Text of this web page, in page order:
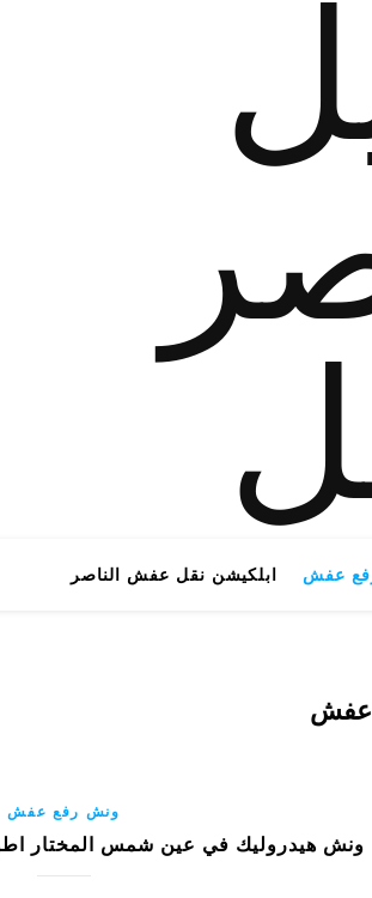
عفش ابلكيشن نقل عفش الناصر
عفش
ونش رفع عفش
ونش هيدروليك في عين شمس المختار